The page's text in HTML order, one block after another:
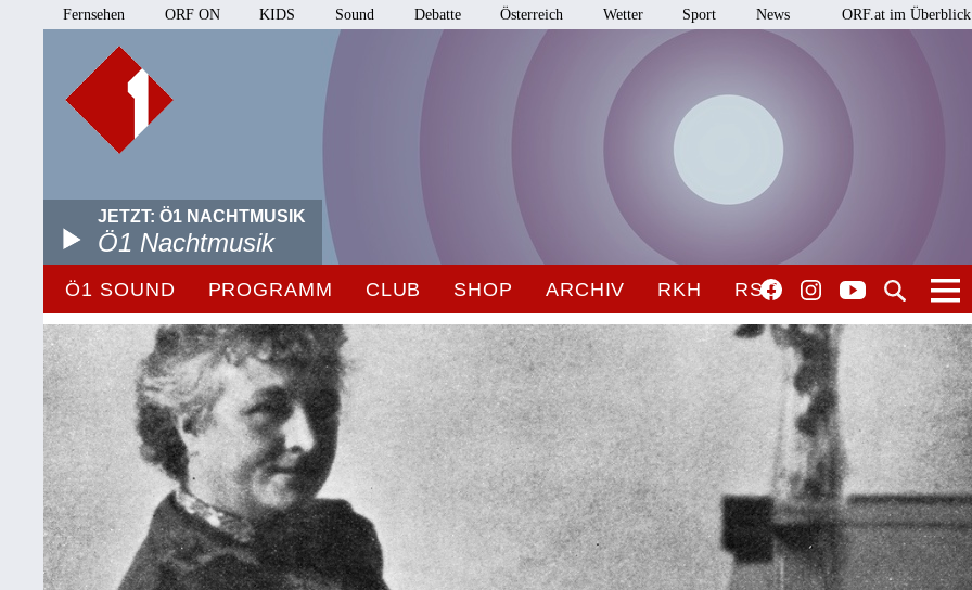
Fernsehen ORF ON KIDS Sound Debatte Österreich Wetter Sport News ORF.at im Überblick
JETZT: Ö1 NACHTMUSIK
Ö1 Nachtmusik
Ö1 SOUND PROGRAMM CLUB SHOP ARCHIV RKH RSO